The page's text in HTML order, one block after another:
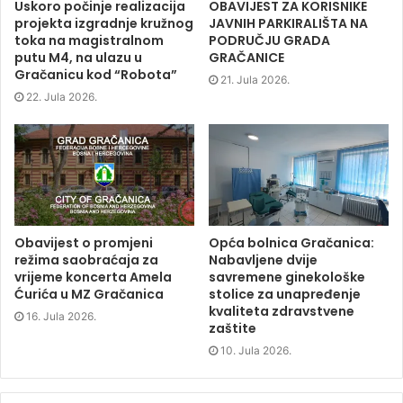
p
e
n
s
n
n
e
w
w
n
d
o
w
)
e
n
s
i
n
n
e
w
w
i
d
o
w
)
p
e
n
s
i
n
n
e
n
d
o
w
)
i
n
d
Uskoro počinje realizacija
projekta izgradnje kružnog
toka na magistralnom
putu M4, na ulazu u
Gračanicu kod “Robota”
22. Jula 2026.
OBAVIJEST ZA KORISNIKE
JAVNIH PARKIRALIŠTA NA
PODRUČJU GRADA
GRAČANICE
21. Jula 2026.
Obavijest o promjeni
režima saobraćaja za
vrijeme koncerta Amela
Ćurića u MZ Gračanica
16. Jula 2026.
Opća bolnica Gračanica:
Nabavljene dvije
savremene ginekološke
stolice za unapređenje
kvaliteta zdravstvene
zaštite
10. Jula 2026.